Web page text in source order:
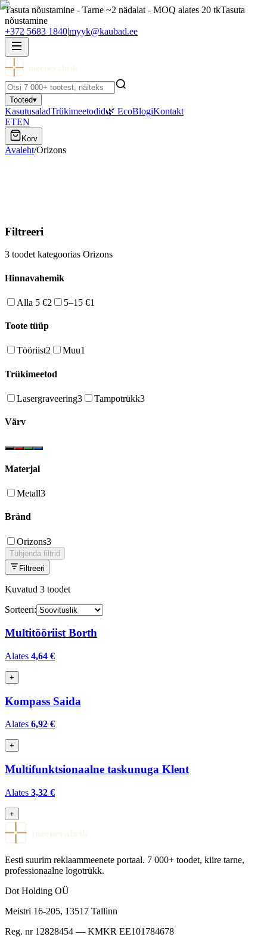
Tasuta nõustamine - Tarne ~2 nädalat - MOQ alates 20 tkTasuta
nõustamine
+372 5683 1840|myyk@kaubad.ee
Tooted▾
KasutusaladTrükimeetodid🌿 EcoBlogiKontakt
ETEN
Korv
Avaleht/Orizons
Filtreeri
3 toodet kategoorias Orizons
Hinnavahemik
Alla 5 €2 5–15 €1
Toote tüüp
Tööriist2 Muu1
Trükimeetod
Lasergraveering3 Tampotrükk3
Värv
Materjal
Metall3
Bränd
Orizons3
Tühjenda filtrid
Filtreeri
Kuvatud 3 toodet
Sorteeri:
Multitööriist Borth
Alates 4,64 €
+
Kompass Saida
Alates 6,92 €
+
Multifunktsionaalne taskunuga Klent
Alates 3,32 €
+
Eesti suurim reklaammeenete portaal. 7 000+ toodet, kiire tarne,
professionaalne logotrükk.
Dot Holding OÜ
Meistri 16-205, 13517 Tallinn
Reg. nr 12828454 — KMKR EE101784678